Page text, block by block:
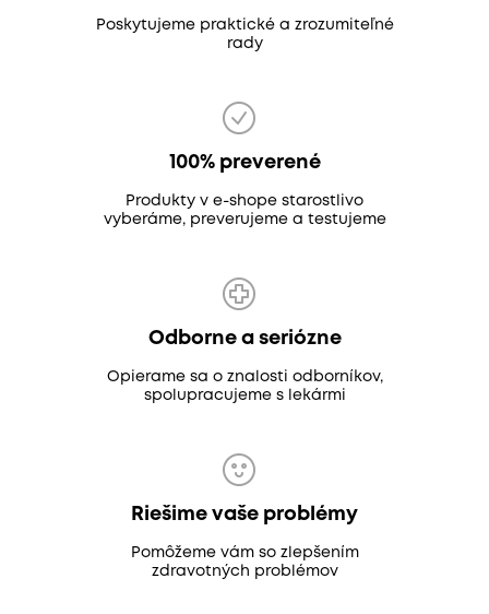
Poskytujeme praktické a zrozumiteľné
rady
100% preverené
Produkty v e-shope starostlivo
vyberáme, preverujeme a testujeme
Odborne a seriózne
Opierame sa o znalosti odborníkov,
spolupracujeme s lekármi
Riešime vaše problémy
Pomôžeme vám so zlepšením
zdravotných problémov